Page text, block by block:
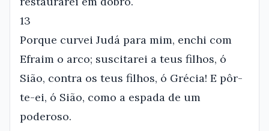
13
Porque curvei Judá para mim, enchi com
Efraim o arco; suscitarei a teus filhos, ó
Sião, contra os teus filhos, ó Grécia! E pôr-
te-ei, ó Sião, como a espada de um
poderoso.